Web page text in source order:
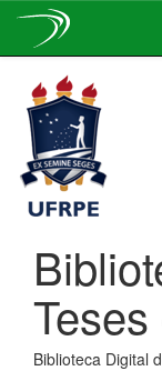
navigation
Biblioteca Digital